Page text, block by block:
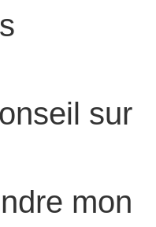
sur
mon